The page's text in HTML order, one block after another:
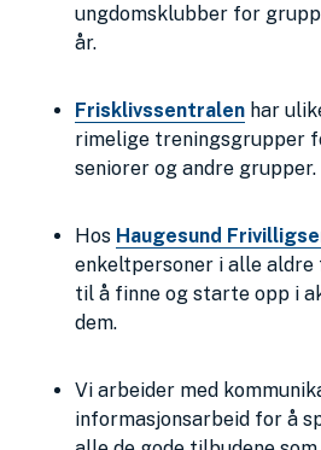
ungdomsklubber for
år.
Frisklivssentralen har
rimelige treningsgrupper
seniorer og andre grupper.
Hos Haugesund
enkeltpersoner i alle aldre
til å finne og starte opp i
dem.
Vi arbeider med
informasjonsarbeid for å